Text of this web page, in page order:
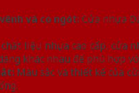
và co ngót:Cửa nhựa
liệu nhựa cao cấp, cửa
khác nhau để phù hợp
Màu sắc và thiết kế của